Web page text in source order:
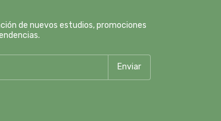
de nuevos estudios, promociones